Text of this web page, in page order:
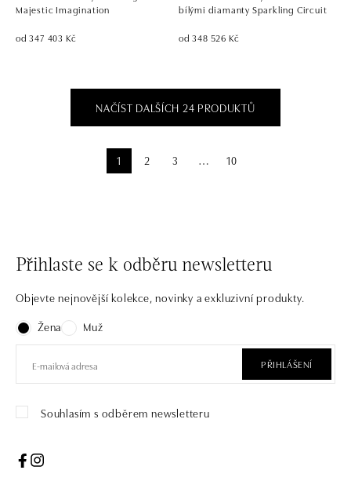
Majestic Imagination
od 347 403 Kč
bílými diamanty Sparkling Circuit
od 348 526 Kč
NAČÍST DALŠÍCH 24 PRODUKTŮ
1 2 3 ⋯ 10
Přihlaste se k odběru newsletteru
Objevte nejnovější kolekce, novinky a exkluzivní produkty.
Žena
Muž
PŘIHLÁŠENÍ
Souhlasím s odběrem newsletteru